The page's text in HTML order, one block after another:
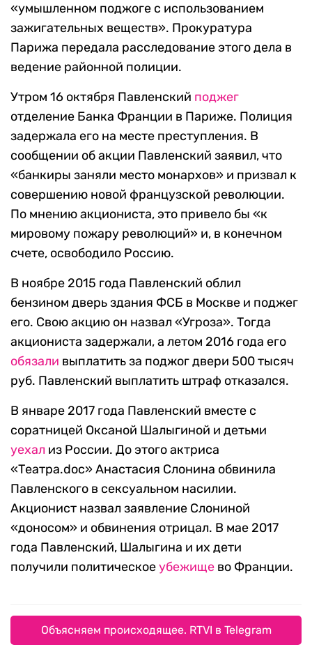
«умышленном поджоге с использованием
зажигательных веществ». Прокуратура
Парижа передала расследование этого дела в
ведение районной полиции.
Утром 16 октября Павленский поджег
отделение Банка Франции в Париже. Полиция
задержала его на месте преступления. В
сообщении об акции Павленский заявил, что
«банкиры заняли место монархов» и призвал к
совершению новой французской революции.
По мнению акциониста, это привело бы «к
мировому пожару революций» и, в конечном
счете, освободило Россию.
В ноябре 2015 года Павленский облил
бензином дверь здания ФСБ в Москве и поджег
его. Свою акцию он назвал «Угроза». Тогда
акциониста задержали, а летом 2016 года его
обязали выплатить за поджог двери 500 тысяч
руб. Павленский выплатить штраф отказался.
В январе 2017 года Павленский вместе с
соратницей Оксаной Шалыгиной и детьми
уехал из России. До этого актриса
«Театра.doc» Анастасия Слонина обвинила
Павленского в сексуальном насилии.
Акционист назвал заявление Слониной
«доносом» и обвинения отрицал. В мае 2017
года Павленский, Шалыгина и их дети
получили политическоеубежище во Франции.
Объясняем происходящее. RTVI в Telegram